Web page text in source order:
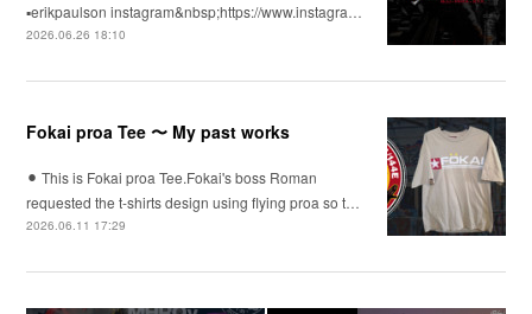
▪️erikpaulson instagram&nbsp;https://www.instagra…
2026.06.26 18:10
Fokai proa Tee 〜 My past works
⚫︎ This is Fokai proa Tee.Fokai's boss Roman
requested the t-shirts design using flying proa so t…
2026.06.11 17:29